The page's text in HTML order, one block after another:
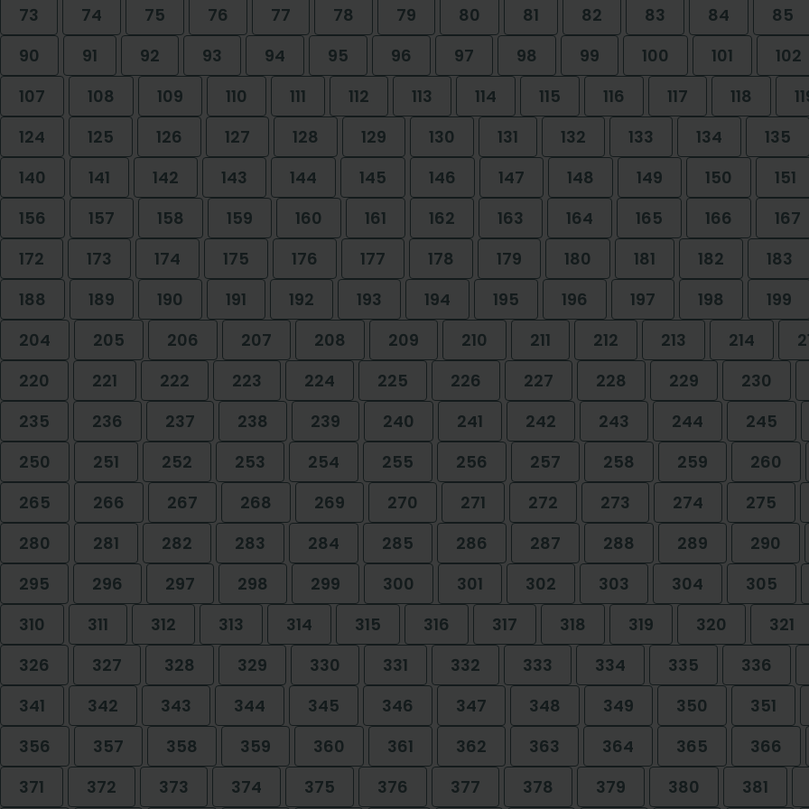
73
74 75 76 77 78 79 80 81 82 83 84
85
90
91 92 93 94 95 96 97 98 99 100 101
102
107
108 109 110 111 112 113 114 115 116 117 118
124
125 126 127 128 129 130 131 132 133 134
135
140
141 142 143 144 145 146 147 148 149 150
151
156
157 158 159 160 161 162 163 164 165 166
167
172
173 174 175 176 177 178 179 180 181 182
183
188
189 190 191 192 193 194 195 196 197 198
199
204
205 206 207 208 209 210 211 212 213 214
220
221 222 223 224 225 226 227 228 229
230
235
236 237 238 239 240 241 242 243 244
245
250
251 252 253 254 255 256 257 258 259
260
265
266 267 268 269 270 271 272 273 274
275
280
281 282 283 284 285 286 287 288 289
290
295
296 297 298 299 300 301 302 303 304
305
310
311 312 313 314 315 316 317 318 319 320
321
326
327 328 329 330 331 332 333 334 335
336
341
342 343 344 345 346 347 348 349 350
351
356
357 358 359 360 361 362 363 364 365
366
371
372 373 374 375 376 377 378 379 380 381